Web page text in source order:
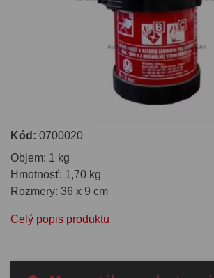
Kód: 0700020
Objem: 1 kg
Hmotnosť: 1,70 kg
Rozmery: 36 x 9 cm
Celý popis produktu